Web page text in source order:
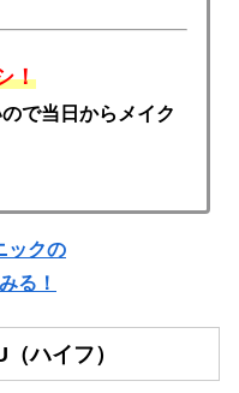
！
で当日からメイク
ックの
る！
ハイフ）